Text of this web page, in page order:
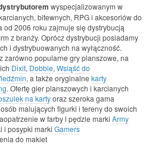
wyspecjalizowanym w
bitewnych, RPG i akcesoriów do
2006 roku zajmuje się dystrybucją
z branży. Oprócz dystrybucji posiadamy
i dystrybuowanych na wyłączność.
zarówno popularne gry planszowe, na
Dixit, Dobble, Wsiąść do
, a także oryginalne karty
. Ofertę gier planszowych i karcianych
na kartyoraz szeroka gama
malujących figurki i tereny do swoich
w farby i pędzle marki Army
i posypki marki Gamers
do makiet